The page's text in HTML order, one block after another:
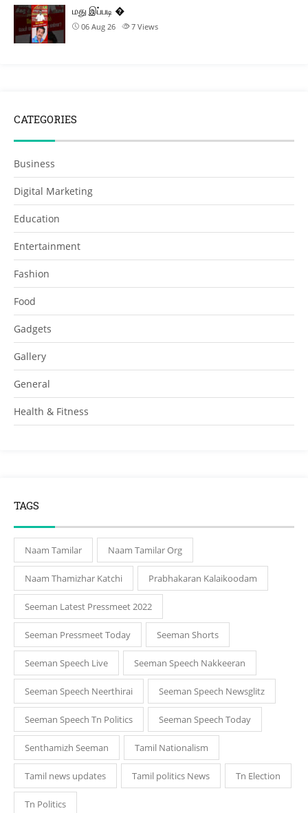
மது இப்படி �
06 Aug 26 7 Views
CATEGORIES
Business
Digital Marketing
Education
Entertainment
Fashion
Food
Gadgets
Gallery
General
Health & Fitness
TAGS
Naam Tamilar Naam Tamilar Org
Naam Thamizhar Katchi Prabhakaran Kalaikoodam
Seeman Latest Pressmeet 2022
Seeman Pressmeet Today Seeman Shorts
Seeman Speech Live Seeman Speech Nakkeeran
Seeman Speech Neerthirai Seeman Speech Newsglitz
Seeman Speech Tn Politics Seeman Speech Today
Senthamizh Seeman Tamil Nationalism
Tamil news updates Tamil politics News Tn Election
Tn Politics